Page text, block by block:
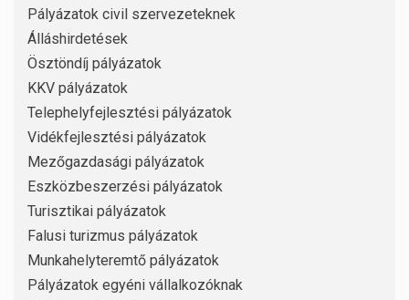
Pályázatok civil szervezeteknek
Álláshirdetések
Ösztöndíj pályázatok
KKV pályázatok
Telephelyfejlesztési pályázatok
Vidékfejlesztési pályázatok
Mezőgazdasági pályázatok
Eszközbeszerzési pályázatok
Turisztikai pályázatok
Falusi turizmus pályázatok
Munkahelyteremtő pályázatok
Pályázatok egyéni vállalkozóknak